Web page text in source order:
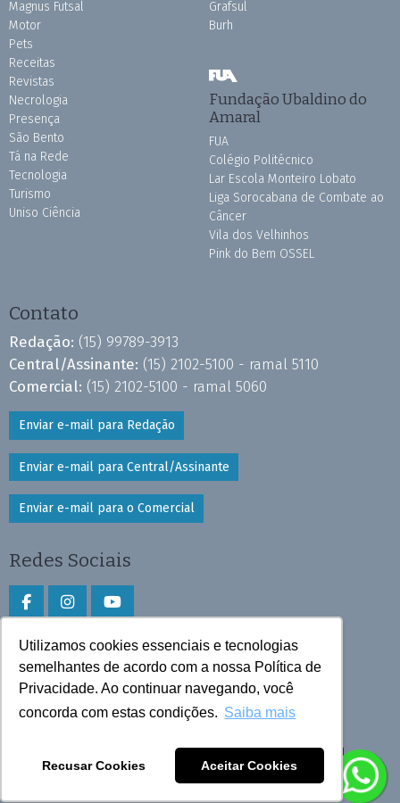
Utilizamos cookies essenciais e tecnologias
semelhantes de acordo com a nossa Política de
Privacidade. Ao continuar navegando, você
concorda com estas condições. Saiba mais
Recusar Cookies Aceitar Cookies
Magnus Futsal
Motor
Pets
Receitas
Revistas
Necrologia
Presença
São Bento
Tá na Rede
Tecnologia
Turismo
Uniso Ciência
Grafsul
Burh
Fundação Ubaldino do
Amaral
FUA
Colégio Politécnico
Lar Escola Monteiro Lobato
Liga Sorocabana de Combate ao
Câncer
Vila dos Velhinhos
Pink do Bem OSSEL
Contato
Redação: (15) 99789-3913
Central/Assinante: (15) 2102-5100 - ramal 5110
Comercial: (15) 2102-5100 - ramal 5060
Enviar e-mail para Redação
Enviar e-mail para Central/Assinante
Enviar e-mail para o Comercial
Redes Sociais
Faça download do aplicativo
Play Store e App Store
Todos os direitos reservados © 2025 Cruzeiro do Sul